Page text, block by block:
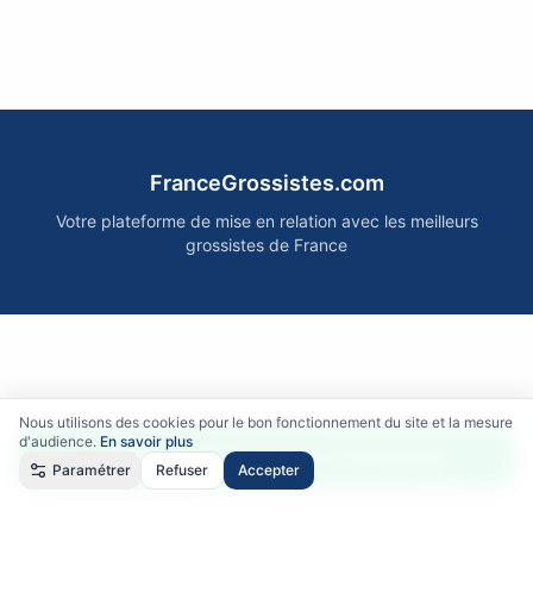
Nous utilisons des cookies pour le bon fonctionnement du site et la mesure
d'audience. En savoir plus
Paramétrer
Refuser Accepter
Accéder gratuitement aux fournisseurs
FranceGrossistes.com
Votre plateforme de mise en relation avec les meilleurs
grossistes de France